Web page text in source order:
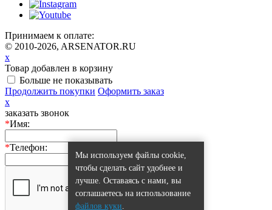
Мы используем файлы cookie,
чтобы сделать сайт удобнее и
лучше. Оставаясь с нами, вы
соглашаетесь на использование
файлов куки.
Принимаем к оплате:
© 2010-2026, ARSENATOR.RU
x
Товар добавлен в корзину
Больше не показывать
Продолжить покупки Оформить заказ
x
заказать звонок
*Имя:
*Телефон: